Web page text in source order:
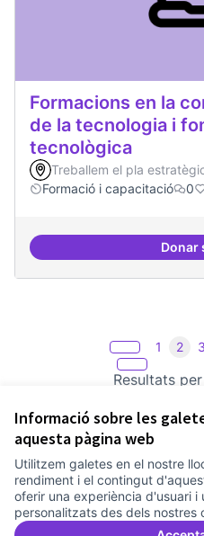
Informació sobre les
aquesta pàgina web
Utilitzem galetes en el nostre
rendiment i el contingut
oferir una experiència d'usuari i
personalitzats des dels nostres
Formacions en la
de la tecnologia i
tecnològica
Treballem el pla
Formació i capacitació
0
Donar
Resultats
1 2 3
Termes i condicions d'ús
Configuració de les galetes
Comunitat Canòdrom a
(Link externo)
Comunitat Canòdrom a
(Link externo)
Comunitat Canòdrom a YouTube
(Link externo)
Català
Triar la llengua Elegir el idioma